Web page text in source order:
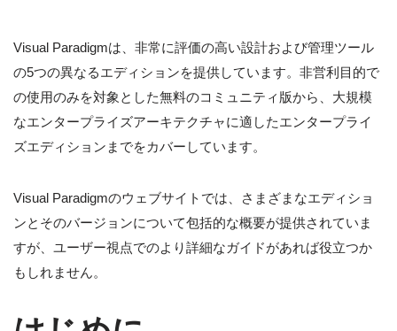
Visual Paradigmは、非常に評価の高い設計および管理ツール
の5つの異なるエディションを提供しています。非営利目的で
の使用のみを対象とした無料のコミュニティ版から、大規模
なエンタープライズアーキテクチャに適したエンタープライ
ズエディションまでをカバーしています。
Visual Paradigmのウェブサイトでは、さまざまなエディショ
ンとそのバージョンについて包括的な概要が提供されていま
すが、ユーザー視点でのより詳細なガイドがあれば役立つか
もしれません。